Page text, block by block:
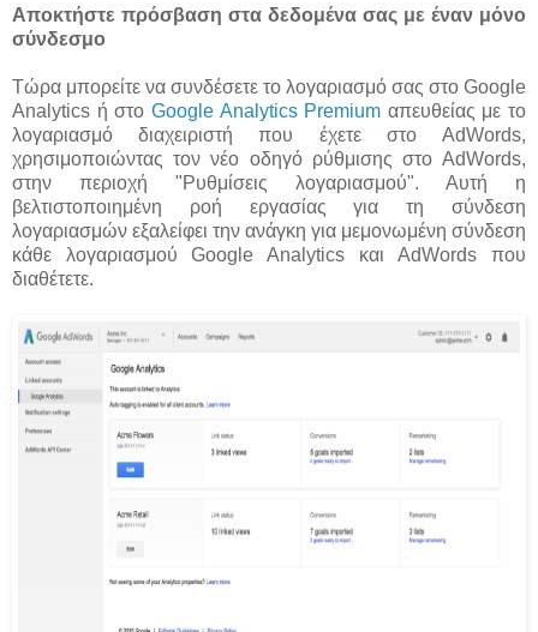
Αποκτήστε πρόσβαση στα δεδομένα σας με έναν μόνο
σύνδεσμο
Τώρα μπορείτε να συνδέσετε το λογαριασμό σας στο Google
Analytics ή στο Google Analytics Premium απευθείας με το
λογαριασμό διαχειριστή που έχετε στο AdWords,
χρησιμοποιώντας τον νέο οδηγό ρύθμισης στο AdWords,
στην περιοχή "Ρυθμίσεις λογαριασμού". Αυτή η
βελτιστοποιημένη ροή εργασίας για τη σύνδεση
λογαριασμών εξαλείφει την ανάγκη για μεμονωμένη σύνδεση
κάθε λογαριασμού Google Analytics και AdWords που
διαθέτετε.